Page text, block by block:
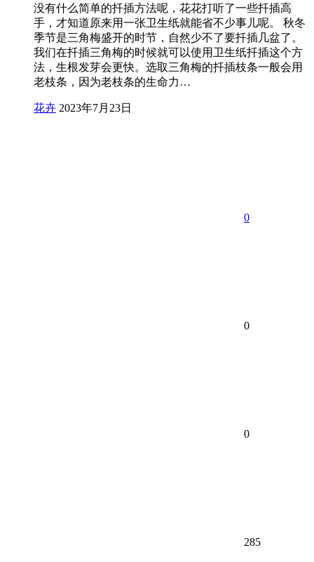
没有什么简单的扦插方法呢，花花打听了一些扦插高
手，才知道原来用一张卫生纸就能省不少事儿呢。 秋冬
季节是三角梅盛开的时节，自然少不了要扦插几盆了。
我们在扦插三角梅的时候就可以使用卫生纸扦插这个方
法，生根发芽会更快。选取三角梅的扦插枝条一般会用
老枝条，因为老枝条的生命力…
花卉 2023年7月23日
0
0
0
285